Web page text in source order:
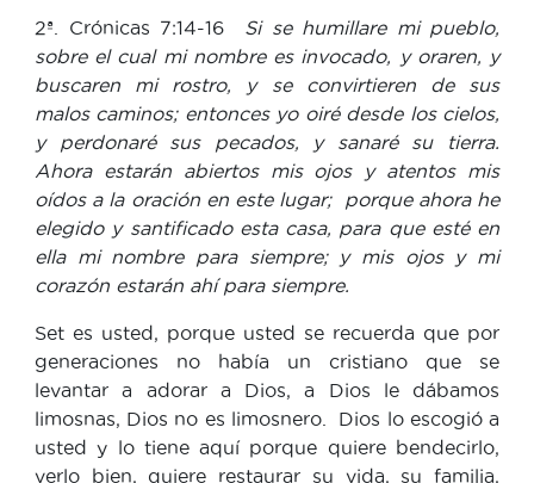
2ª. Crónicas 7:14-16
Si se humillare mi pueblo,
sobre el cual mi nombre es invocado, y oraren, y
buscaren mi rostro, y se convirtieren de sus
malos caminos; entonces yo oiré desde los cielos,
y perdonaré sus pecados, y sanaré su tierra.
Ahora estarán abiertos mis ojos y atentos mis
oídos a la oración en este lugar; porque ahora he
elegido y santificado esta casa, para que esté en
ella mi nombre para siempre; y mis ojos y mi
corazón estarán ahí para siempre.
Set es usted, porque usted se recuerda que por
generaciones no había un cristiano que se
levantar a adorar a Dios, a Dios le dábamos
limosnas, Dios no es limosnero. Dios lo escogió a
usted y lo tiene aquí porque quiere bendecirlo,
verlo bien, quiere restaurar su vida, su familia,